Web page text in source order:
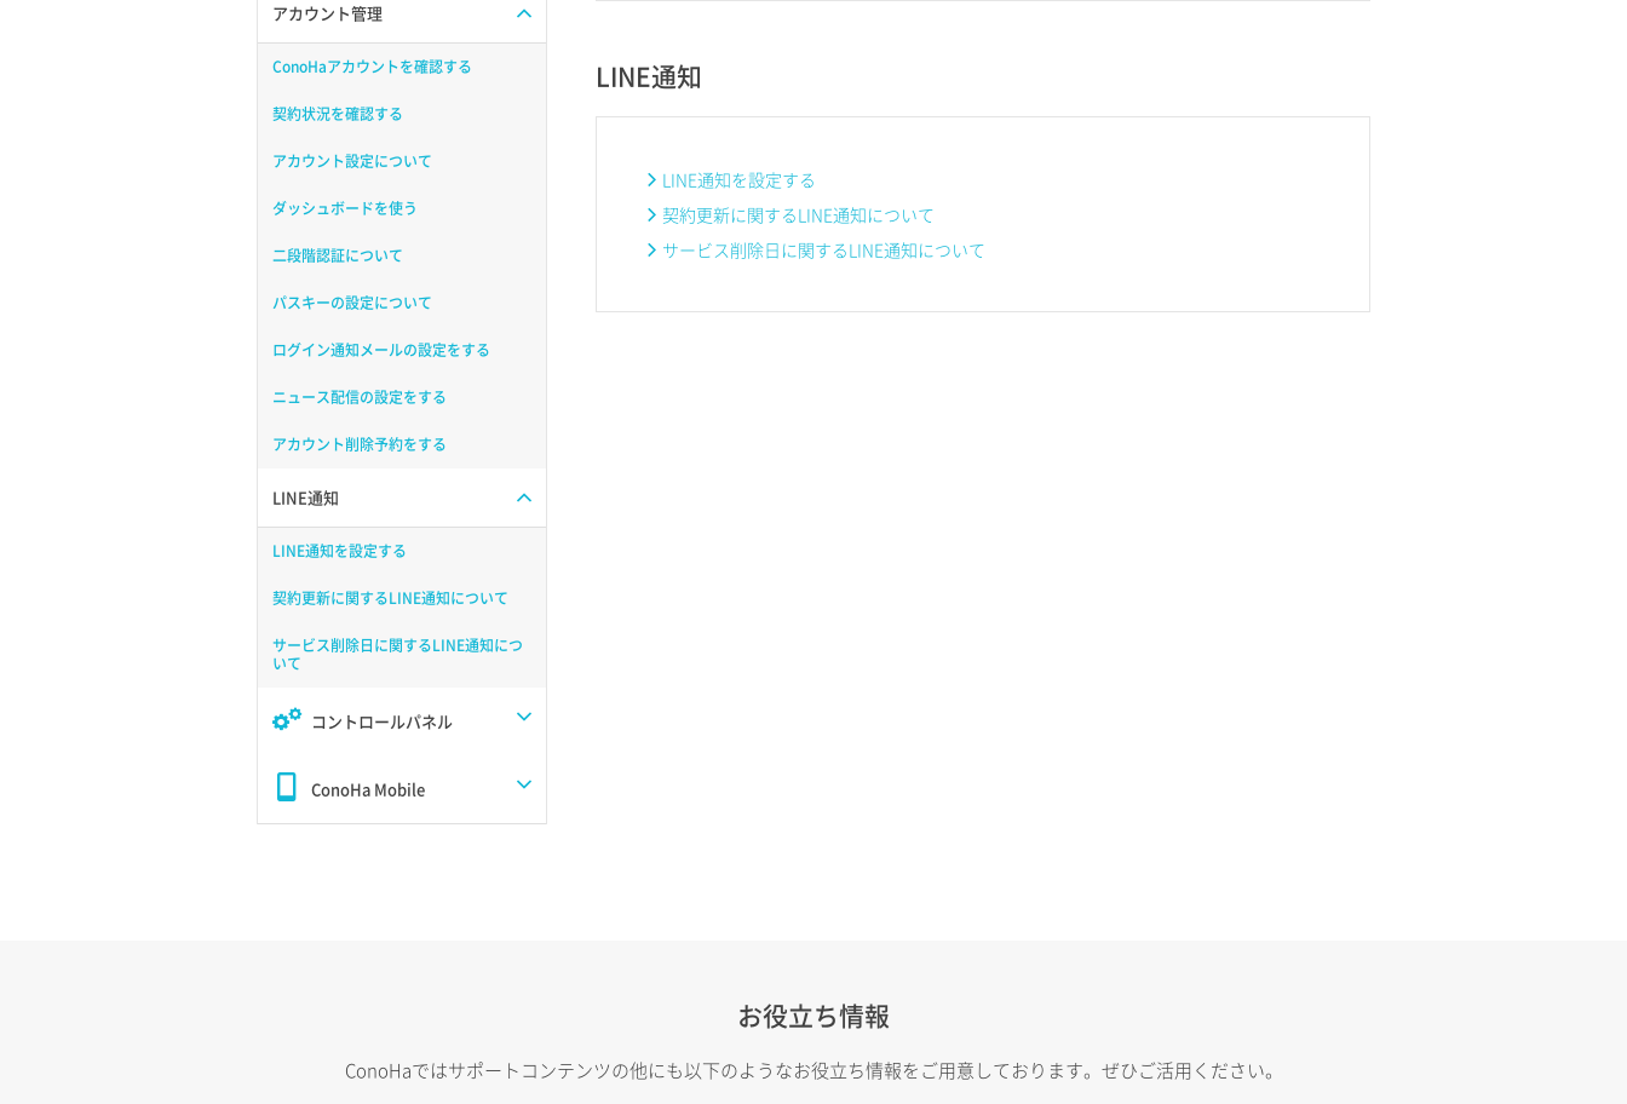
アカウント管理
ConoHaアカウントを確認する
契約状況を確認する
アカウント設定について
ダッシュボードを使う
二段階認証について
パスキーの設定について
ログイン通知メールの設定をする
ニュース配信の設定をする
アカウント削除予約をする
LINE通知
LINE通知を設定する
契約更新に関するLINE通知について
サービス削除日に関するLINE通知につ
いて
コントロールパネル
ConoHa Mobile
LINE通知
LINE通知を設定する
契約更新に関するLINE通知について
サービス削除日に関するLINE通知について
お役立ち情報
ConoHaではサポートコンテンツの他にも以下のようなお役立ち情報をご用意しております。ぜひご活用ください。